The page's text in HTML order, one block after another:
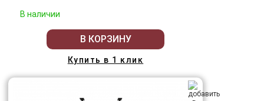
В наличии
В КОРЗИНУ
Купить в 1 клик